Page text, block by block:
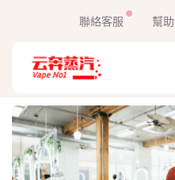
聯絡客服 幫助